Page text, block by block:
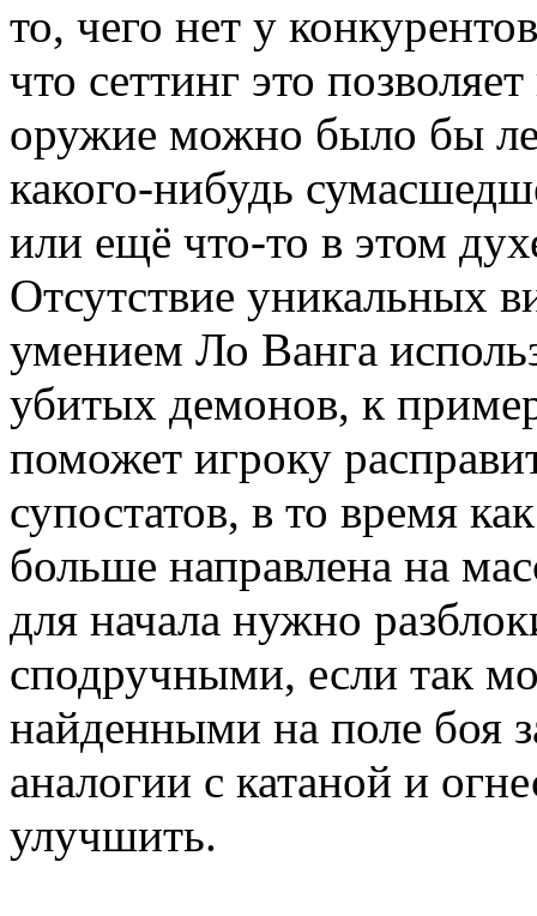
то, чего нет у
что сеттинг это
оружие можно было бы
какого-нибудь
или ещё что-то в этом
Отсутствие уникальных
умением Ло Ванга
убитых демонов, к
поможет игроку
супостатов, в то время
больше направлена на
для начала нужно
сподручными, если так
найденными на поле боя
аналогии с катаной и
улучшить.